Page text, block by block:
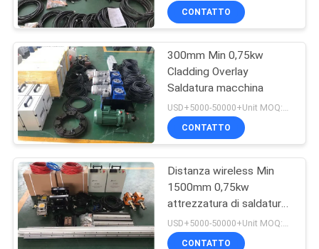
NOTIZIE
Tubo resistente
all'usura
Macchine di
saldatura per
rivestimenti
33
CONTATTO
300mm Min 0,75kw
Cladding Overlay
Saldatura macchina
USD+5000-50000+Unit MOQ:1 unità
CONTATTO
Distanza wireless Min
1500mm 0,75kw
attrezzatura di saldatura
sovrapposta
CONTATTO